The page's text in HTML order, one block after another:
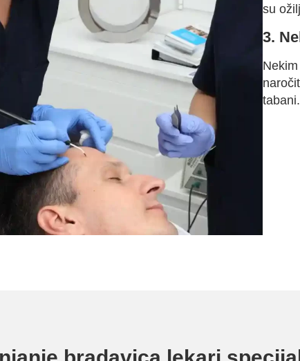
su
3.
tabani.